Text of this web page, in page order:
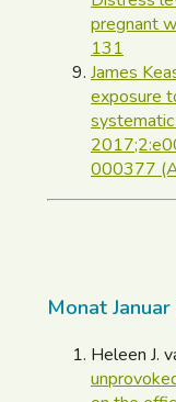
pregnant
131
James
exposure
000377
Monat
Heleen J.